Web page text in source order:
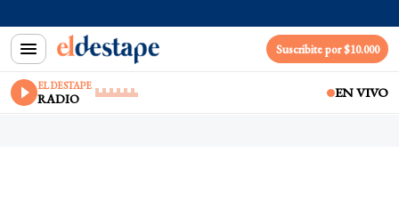
Suscribite por $10.000
EL DESTAPE
RADIO EN VIVO